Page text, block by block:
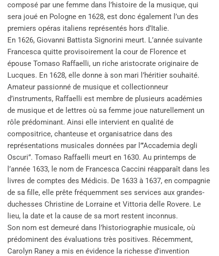
composé par une femme dans l’histoire de la musique, qui
sera joué en Pologne en 1628, est donc également l’un des
premiers opéras italiens représentés hors d’Italie.
En 1626, Giovanni Battista Signorini meurt. L’année suivante
Francesca quitte provisoirement la cour de Florence et
épouse Tomaso Raffaelli, un riche aristocrate originaire de
Lucques. En 1628, elle donne à son mari l’héritier souhaité.
Amateur passionné de musique et collectionneur
d’instruments, Raffaelli est membre de plusieurs académies
de musique et de lettres où sa femme joue naturellement un
rôle prédominant. Ainsi elle intervient en qualité de
compositrice, chanteuse et organisatrice dans des
représentations musicales données par l”’Accademia degli
Oscuri”. Tomaso Raffaelli meurt en 1630. Au printemps de
l’année 1633, le nom de Francesca Caccini réapparaît dans les
livres de comptes des Médicis. De 1633 à 1637, en compagnie
de sa fille, elle prête fréquemment ses services aux grandes-
duchesses Christine de Lorraine et Vittoria delle Rovere. Le
lieu, la date et la cause de sa mort restent inconnus.
Son nom est demeuré dans l’historiographie musicale, où
prédominent des évaluations très positives. Récemment,
Carolyn Raney a mis en évidence la richesse d’invention